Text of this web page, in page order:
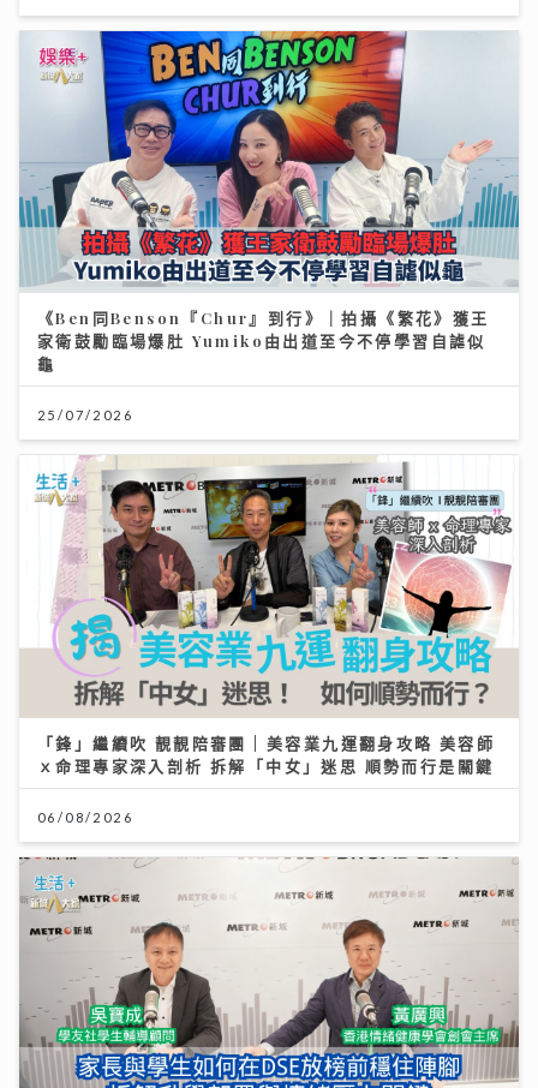
《Ben同Benson『Chur』到行》｜拍攝《繁花》獲王
家衛鼓勵臨場爆肚 Yumiko由出道至今不停學習自謔似
龜
25/07/2026
「鋒」繼續吹 靚靚陪審團 | 美容業九運翻身攻略 美容師
ｘ命理專家深入剖析 拆解「中女」迷思 順勢而行是關鍵
06/08/2026